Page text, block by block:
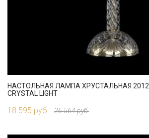
НАСТОЛЬНАЯ ЛАМПА ХРУСТАЛЬНАЯ
CRYSTAL LIGHT
18 595 руб. 26 564 руб.